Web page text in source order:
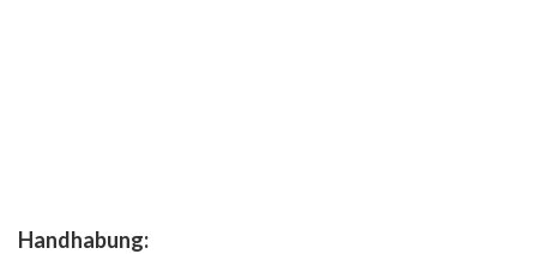
Handhabung: